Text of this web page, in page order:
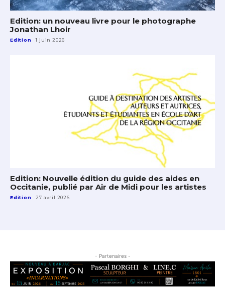
Edition: un nouveau livre pour le photographe
Jonathan Lhoir
Edition 1 juin 2026
Edition: Nouvelle édition du guide des aides en
Occitanie, publié par Air de Midi pour les artistes
Edition 27 avril 2026
- Partenaires -